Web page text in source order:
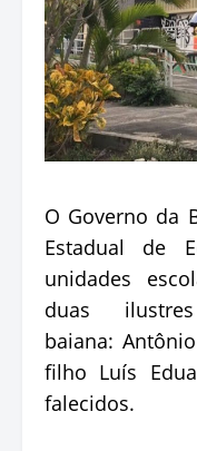
O Governo da
Estadual de
unidades
duas
baiana:
filho Luís
falecidos.